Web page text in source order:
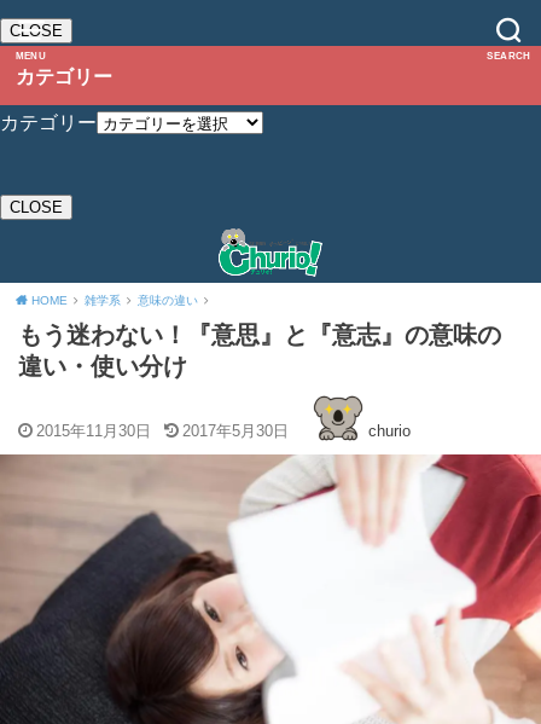
MENU
CLOSE
カテゴリー
カテゴリー
CLOSE
SEARCH
HOME 雑学系 意味の違い
もう迷わない！『意思』と『意志』の意味の
違い・使い分け
2015年11月30日 2017年5月30日 churio